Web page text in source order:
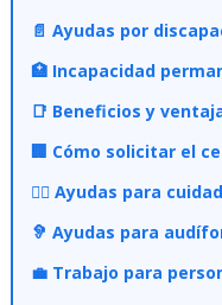
📄 Ayudas por
🏥 Incapacidad
📑 Beneficios y
🏢 Cómo solicitar el
👩‍⚕️ Ayudas para
🦻 Ayudas para
💼 Trabajo para